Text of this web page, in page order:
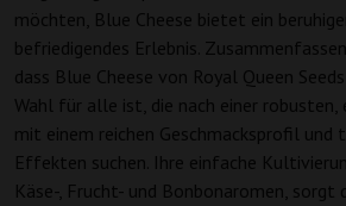
möchten, Blue Cheese bietet ein
befriedigendes Erlebnis.
dass Blue Cheese von Royal Queen
Wahl für alle ist, die nach einer robusten,
mit einem reichen Geschmacksprofil und
Effekten suchen. Ihre einfache
Käse-, Frucht- und Bonbonaromen, sorgt